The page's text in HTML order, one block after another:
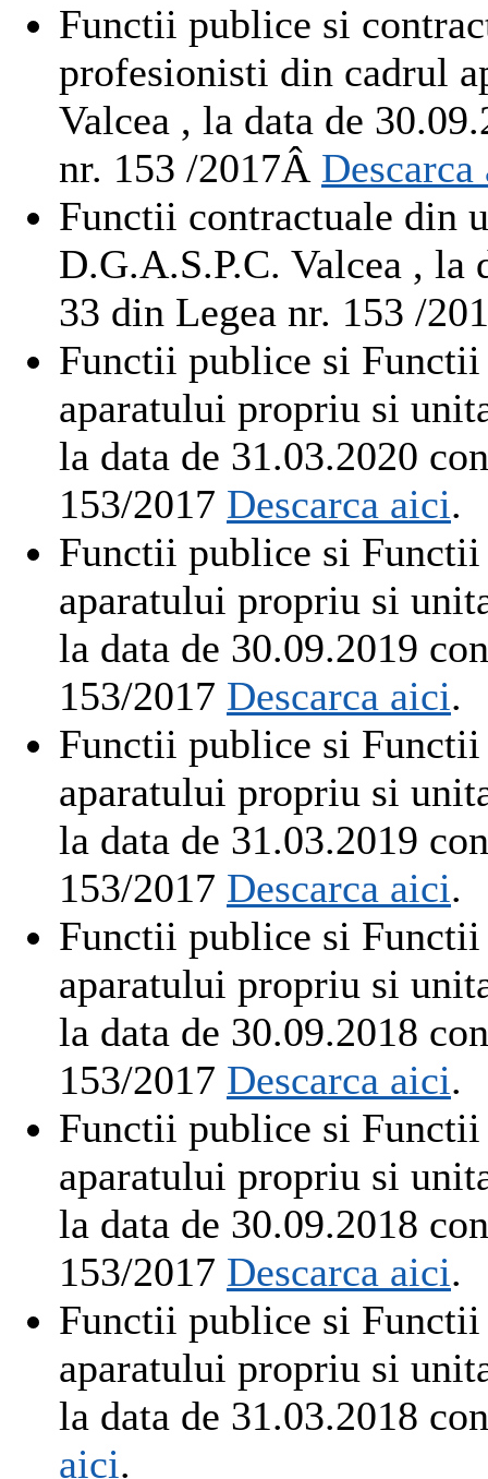
Functii publice si
profesionisti din cadrul
Valcea , la data de
nr. 153 /2017Â
Functii contractuale din
D.G.A.S.P.C. Valcea , la
33 din Legea nr. 153 /
Functii publice si
aparatului propriu si
la data de 31.03.2020
153/2017 Descarca aici.
Functii publice si
aparatului propriu si
la data de 30.09.2019
153/2017 Descarca aici.
Functii publice si
aparatului propriu si
la data de 31.03.2019
153/2017 Descarca aici.
Functii publice si
aparatului propriu si
la data de 30.09.2018
153/2017 Descarca aici.
Functii publice si
aparatului propriu si
la data de 30.09.2018
153/2017 Descarca aici.
Functii publice si
aparatului propriu si
la data de 31.03.2018
aici.